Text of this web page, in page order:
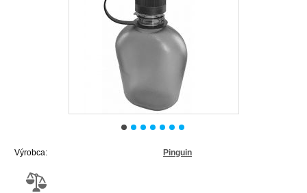
Výrobca: Pinguin